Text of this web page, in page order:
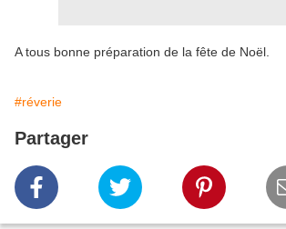
A tous bonne préparation de la fête de Noël.
#réverie
Partager